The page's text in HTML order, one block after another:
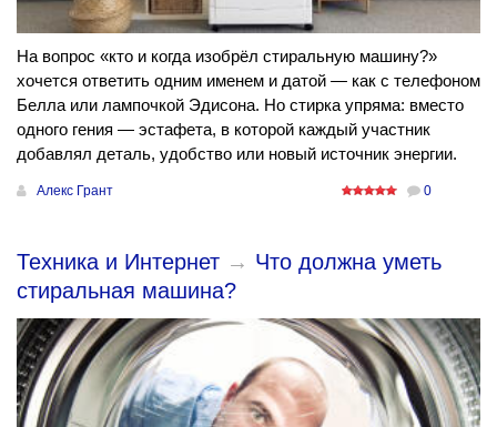
На вопрос «кто и когда изобрёл стиральную машину?»
хочется ответить одним именем и датой — как с телефоном
Белла или лампочкой Эдисона. Но стирка упряма: вместо
одного гения — эстафета, в которой каждый участник
добавлял деталь, удобство или новый источник энергии.
Алекс Грант 0
Техника и Интернет → ​Что должна уметь
стиральная машина?